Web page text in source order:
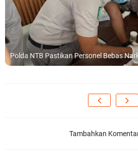
Polda NTB Pastikan Personel Bebas
Tambahkan